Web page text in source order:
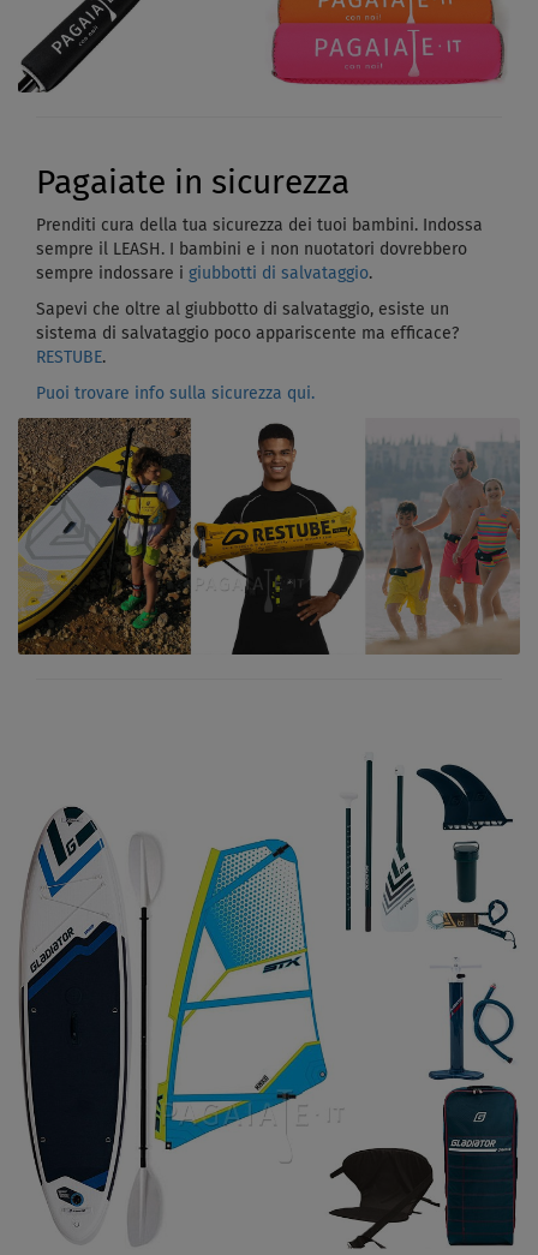
Pagaiate in sicurezza
Prenditi cura della tua sicurezza dei tuoi bambini. Indossa
sempre il LEASH. I bambini e i non nuotatori dovrebbero
sempre indossare i giubbotti di salvataggio.
Sapevi che oltre al giubbotto di salvataggio, esiste un
sistema di salvataggio poco appariscente ma efficace?
RESTUBE.
Puoi trovare info sulla sicurezza qui.